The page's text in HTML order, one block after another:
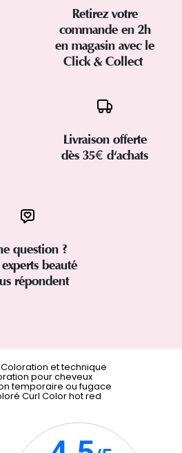
Retirez votre
commande en 2h
en magasin avec le
Click & Collect
Livraison offerte
dès 35€ d'achats
question ?
beauté
répondent
Coloration et technique
pour cheveux
temporaire ou fugace
Curl Color hot red